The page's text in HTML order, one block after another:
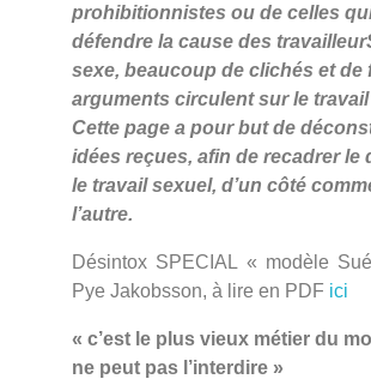
prohibitionnistes ou de celles
défendre la cause des
sexe, beaucoup de clichés et de
arguments circulent sur le travail
Cette page a pour but de
idées reçues, afin de recadrer le
le travail sexuel, d’un côté
l’autre.
Désintox SPECIAL « modèle
Pye Jakobsson, à lire en PDF ici
« c’est le plus vieux métier du
ne peut pas l’interdire »